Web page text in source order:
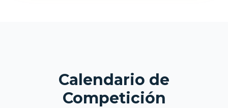
Calendario de
Competición